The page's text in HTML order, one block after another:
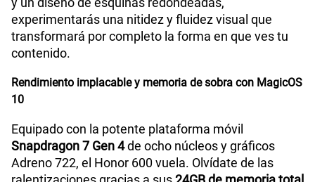
experimentarás una nitidez y fluidez visual que
transformará por completo la forma en que ves tu
contenido.
Rendimiento implacable y memoria de sobra con MagicOS
10
Equipado con la potente plataforma móvil
Snapdragon 7 Gen 4de ocho núcleos y gráficos
Adreno 722, el Honor 600 vuela. Olvídate de las